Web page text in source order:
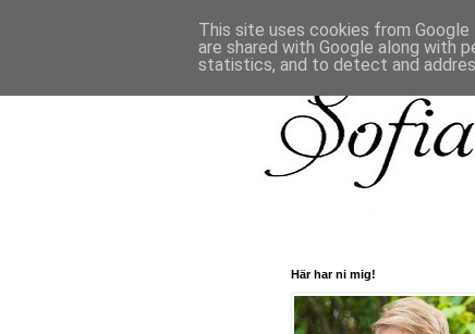
Här har ni mig!
This site uses cookies from
are shared with Google along with
statistics, and to detect and